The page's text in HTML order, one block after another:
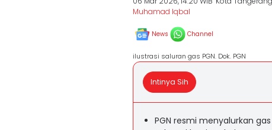
Muhamad Iqbal
News Channel
ilustrasi saluran gas PGN. Dok. PGN
Intinya Sih
PGN resmi menyalurkan